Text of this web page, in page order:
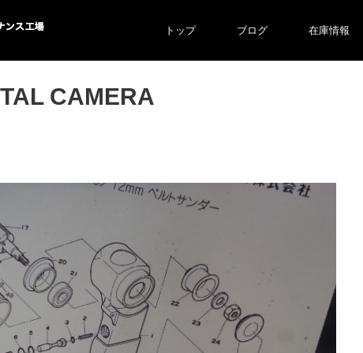
工場
トップ ブログ 在庫情報
CAMERA